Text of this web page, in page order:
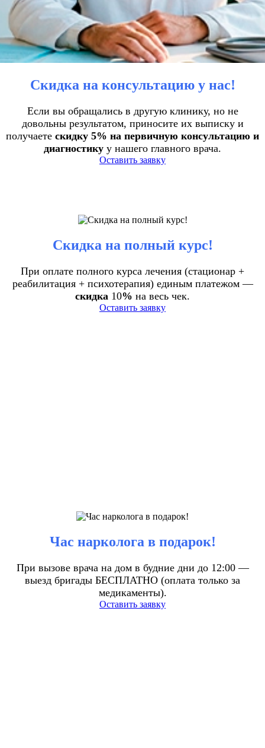
Скидка на консультацию у нас!
Если вы обращались в другую клинику, но не
довольны результатом, приносите их выписку и
получаете скидку 5% на первичную консультацию и
диагностику у нашего главного врача.
Оставить заявку
Скидка на полный курс!
При оплате полного курса лечения (стационар +
реабилитация + психотерапия) единым платежом —
скидка 10% на весь чек.
Оставить заявку
Час нарколога в подарок!
При вызове врача на дом в будние дни до 12:00 —
выезд бригады БЕСПЛАТНО (оплата только за
медикаменты).
Оставить заявку